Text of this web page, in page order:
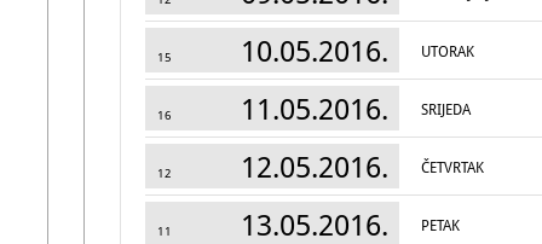
15 10.05.2016. UTORAK
16 11.05.2016. SRIJEDA
12 12.05.2016. ČETVRTAK
11 13.05.2016. PETAK